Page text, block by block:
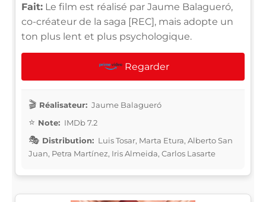
Fait: Le film est réalisé par Jaume Balagueró,
co-créateur de la saga [REC], mais adopte un
ton plus lent et plus psychologique.
Regarder
Réalisateur: Jaume Balagueró
Note: IMDb 7.2
Distribution: Luis Tosar, Marta Etura, Alberto San
Juan, Petra Martínez, Iris Almeida, Carlos Lasarte